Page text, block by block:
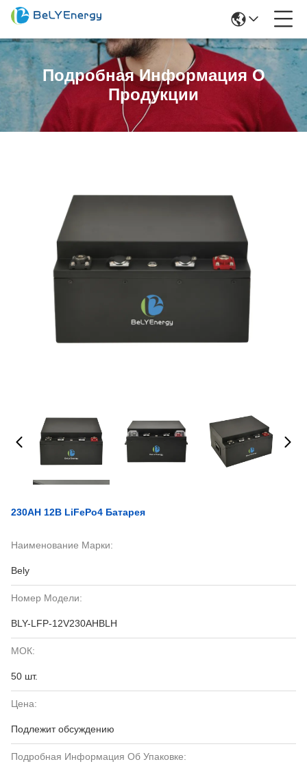
Подробная Информация О
Продукции
230AH 12В LiFePo4 Батарея
Наименование Марки:
Bely
Номер Модели:
BLY-LFP-12V230AHBLH
МОК:
50 шт.
Цена:
Подлежит обсуждению
Подробная Информация Об Упаковке: